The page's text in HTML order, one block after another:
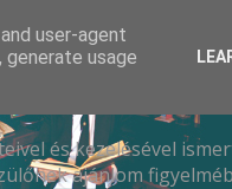
és kezelésével
ajánlom
user-agent
usage